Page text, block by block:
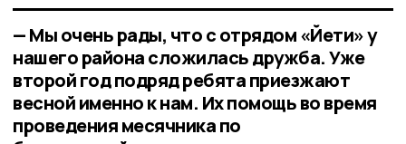
— Мы очень рады, что с отрядом «Йети» у
нашего района сложилась дружба. Уже
второй год подряд ребята приезжают
весной именно к нам. Их помощь во время
проведения месячника по